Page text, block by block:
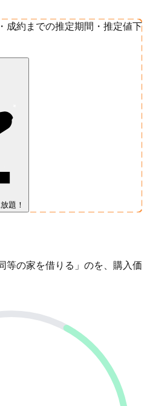
成約までの推定期間・推定値下
題！
等の家を借りる」のを、購入価